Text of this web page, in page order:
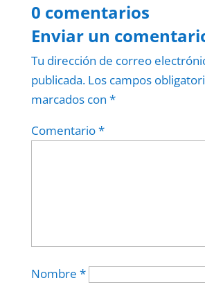
0 comentarios
Enviar un
Tu dirección de correo
publicada. Los campos
marcados con *
Comentario*
Nombre *